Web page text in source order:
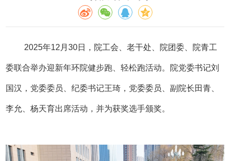
2025年12月30日，院工会、老干处、院团委、院青工
委联合举办迎新年环院健步跑、轻松跑活动。院党委书记刘
国汉，党委委员、纪委书记王琦，党委委员、副院长田青、
李允、杨天育出席活动，并为获奖选手颁奖。